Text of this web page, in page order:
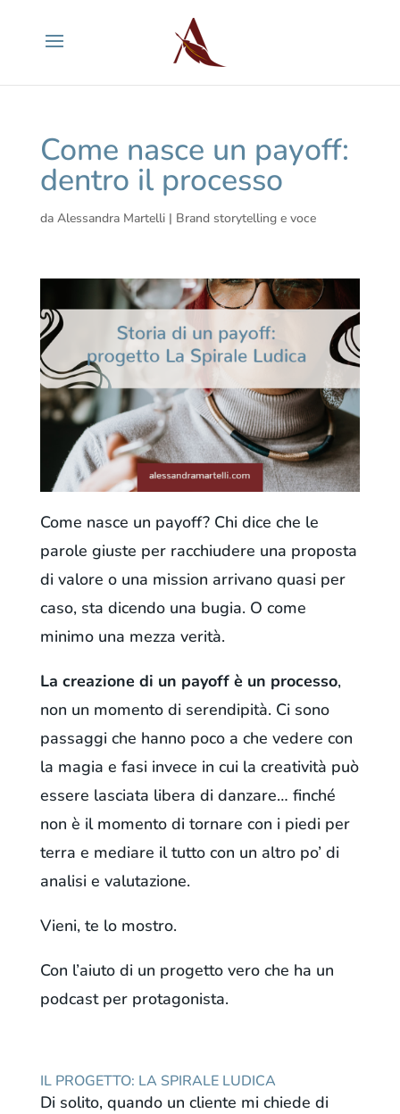
Come nasce un payoff:
dentro il processo
da Alessandra Martelli| Brand storytelling e voce
Come nasce un payoff? Chi dice che le
parole giuste per racchiudere una proposta
di valore o una mission arrivano quasi per
caso, sta dicendo una bugia. O come
minimo una mezza verità.
La creazione di un payoff è un processo,
non un momento di serendipità. Ci sono
passaggi che hanno poco a che vedere con
la magia e fasi invece in cui la creatività può
essere lasciata libera di danzare… finché
non è il momento di tornare con i piedi per
terra e mediare il tutto con un altro po’ di
analisi e valutazione.
Vieni, te lo mostro.
Con l’aiuto di un progetto vero che ha un
podcast per protagonista.
IL PROGETTO: LA SPIRALE LUDICA
Di solito, quando un cliente mi chiede di